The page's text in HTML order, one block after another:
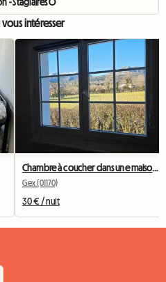
Stagiaires ONU/jeunes professionnels
intéresser
Chambre à coucher dans une maison au calme
Gex (01170)
30 € / nuit